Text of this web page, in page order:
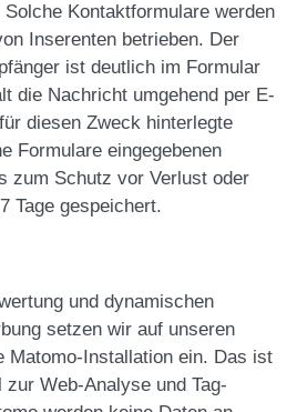
Kontaktformulare werden
Inserenten betrieben. Der
ist deutlich im Formular
die Nachricht umgehend per E-
diesen Zweck hinterlegte
Formulare eingegebenen
zum Schutz vor Verlust oder
Tage gespeichert.
und dynamischen
setzen wir auf unseren
Matomo-Installation ein. Das ist
zur Web-Analyse und Tag-